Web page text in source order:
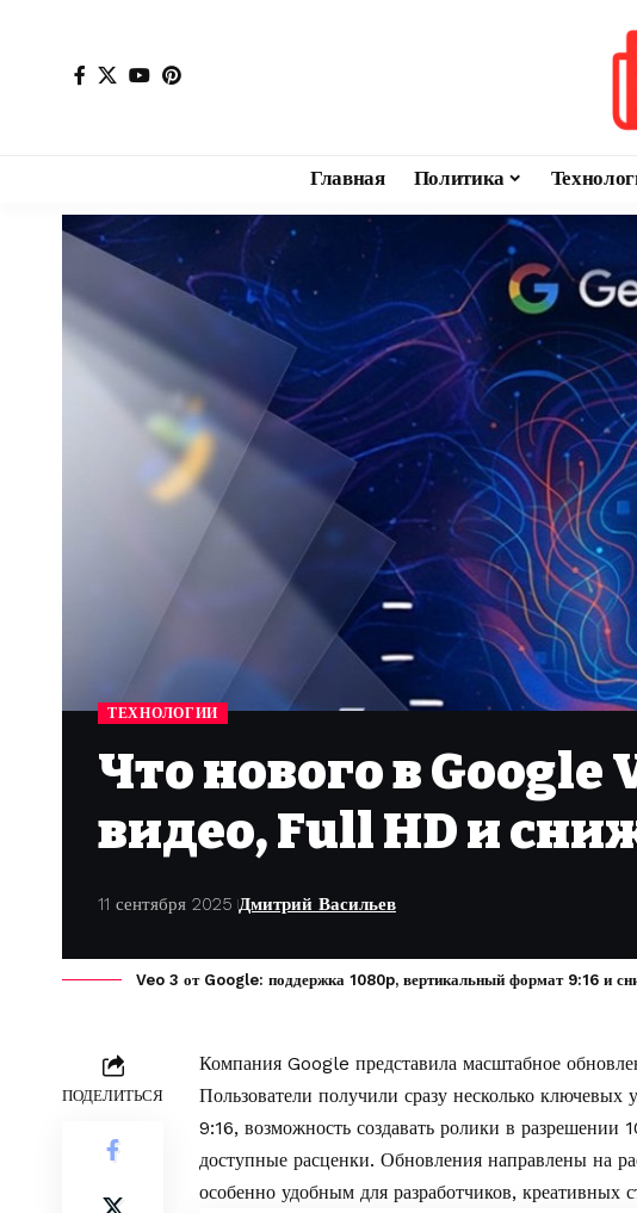
Главная Политика
ТЕХНОЛОГИИ
Что нового в Google
видео, Full HD и
11 сентября 2025 Дмитрий Васильев
Veo 3 от Google: поддержка 1080p, вертикальный формат 9:16 и
ПОДЕЛИТЬСЯ
Компания Google представила масштабное
Пользователи получили сразу несколько
9:16, возможность создавать ролики в разрешении
доступные расценки. Обновления направлены на
особенно удобным для разработчиков, креативных